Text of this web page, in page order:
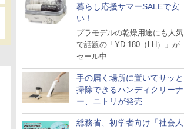
暮らし応援サマーSALEで安
い！
プラモデルの乾燥用途にも人気
で話題の「YD-180（LH）」が
セール中
手の届く場所に置いてサッと
掃除できるハンディクリーナ
ー、ニトリが発売
総務省、初学者向け「社会人